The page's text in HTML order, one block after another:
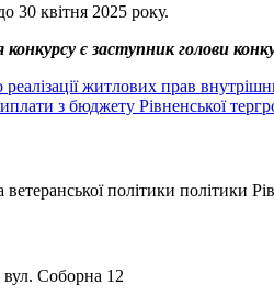
30 квітня 2025 року.
є заступник голови
житлових прав
з бюджету Рівненської
політики політики
вул. Соборна 12